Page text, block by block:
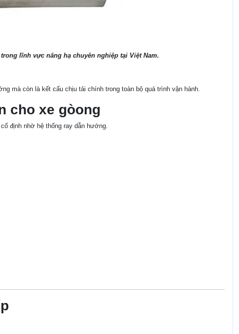
lĩnh vực nâng hạ chuyên nghiệp tại Việt Nam.
mà còn là kết cấu chịu tải chính trong toàn bộ quá trình vận hành.
cho xe gòong
định nhờ hệ thống ray dẫn hướng.